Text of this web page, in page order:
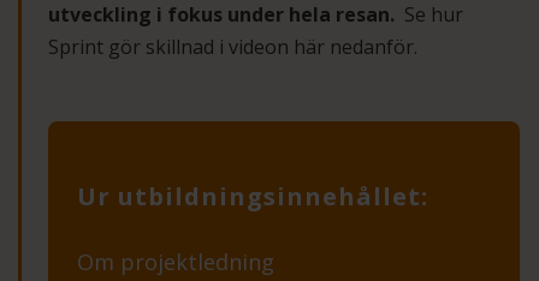
utveckling i fokus under hela resan. Se hur
Sprint gör skillnad i videon här nedanför.
Ur utbildningsinnehållet:
Om projektledning